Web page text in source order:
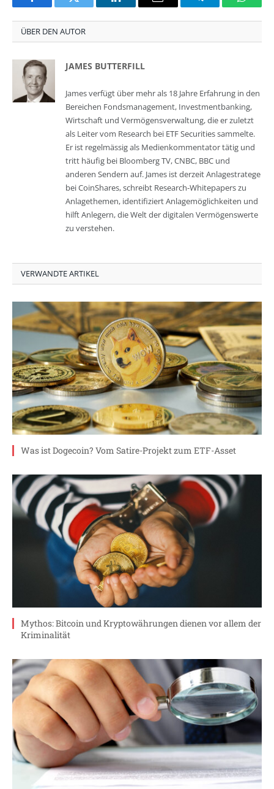
FacebookTwitter LinkedInEmail Telegram
ÜBER DEN AUTOR
JAMES BUTTERFILL
James verfügt über mehr als 18 Jahre Erfahrung in den
Bereichen Fondsmanagement, Investmentbanking,
Wirtschaft und Vermögensverwaltung, die er zuletzt
als Leiter vom Research bei ETF Securities sammelte.
Er ist regelmässig als Medienkommentator tätig und
tritt häufig bei Bloomberg TV, CNBC, BBC und
anderen Sendern auf. James ist derzeit Anlagestratege
bei CoinShares, schreibt Research-Whitepapers zu
Anlagethemen, identifiziert Anlagemöglichkeiten und
hilft Anlegern, die Welt der digitalen Vermögenswerte
zu verstehen.
VERWANDTE ARTIKEL
Was ist Dogecoin? Vom Satire-Projekt zum ETF-Asset
Mythos: Bitcoin und Kryptowährungen dienen vor allem der
Kriminalität